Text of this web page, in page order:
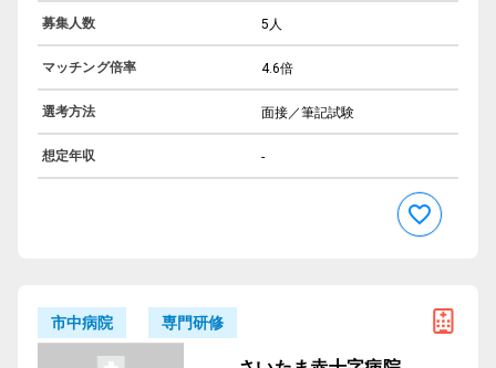
募集人数 5人
マッチング倍率 4.6倍
選考方法 面接／筆記試験
想定年収 -
市中病院 専門研修